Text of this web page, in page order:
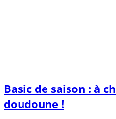
Basic de saison : à
doudoune !